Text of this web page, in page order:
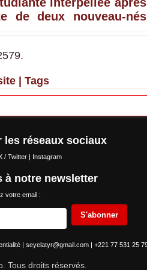
de deux nouveau-nés
Tags
les réseaux sociaux
/ Twitter | Instagram
à notre newsletter
votre email :
S'abonner
| seyelatyr@gmail.com | +221 77 531 25
Tous droits réservés.